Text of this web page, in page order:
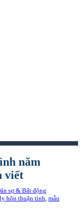
năm
viết
sự & Bất động
ly hôn thuận tình mẫu